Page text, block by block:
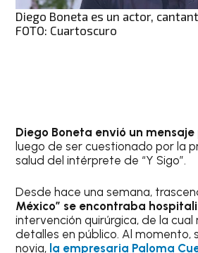
Diego Boneta es un actor,
FOTO: Cuartoscuro
Diego Boneta envió un
luego de ser cuestionado por la
salud del intérprete de “Y Sigo”.
Desde hace una semana,
México” se encontraba
intervención quirúrgica, de la cual
detalles en público. Al momento,
novia, la empresaria Paloma